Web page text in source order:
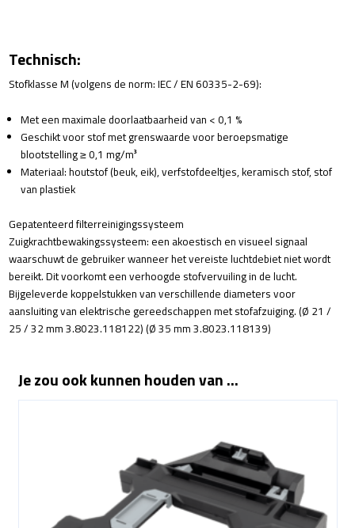
Technisch:
Stofklasse M (volgens de norm: IEC / EN 60335-2-69):
Met een maximale doorlaatbaarheid van < 0,1 %
Geschikt voor stof met grenswaarde voor beroepsmatige
blootstelling ≥ 0,1 mg/m³
Materiaal: houtstof (beuk, eik), verfstofdeeltjes, keramisch stof, stof
van plastiek
Gepatenteerd filterreinigingssysteem
Zuigkrachtbewakingssysteem: een akoestisch en visueel signaal
waarschuwt de gebruiker wanneer het vereiste luchtdebiet niet wordt
bereikt. Dit voorkomt een verhoogde stofvervuiling in de lucht.
Bijgeleverde koppelstukken van verschillende diameters voor
aansluiting van elektrische gereedschappen met stofafzuiging. (Ø 21 /
25 / 32 mm 3.8023.118122) (Ø 35 mm 3.8023.118139)
Je zou ook kunnen houden van …